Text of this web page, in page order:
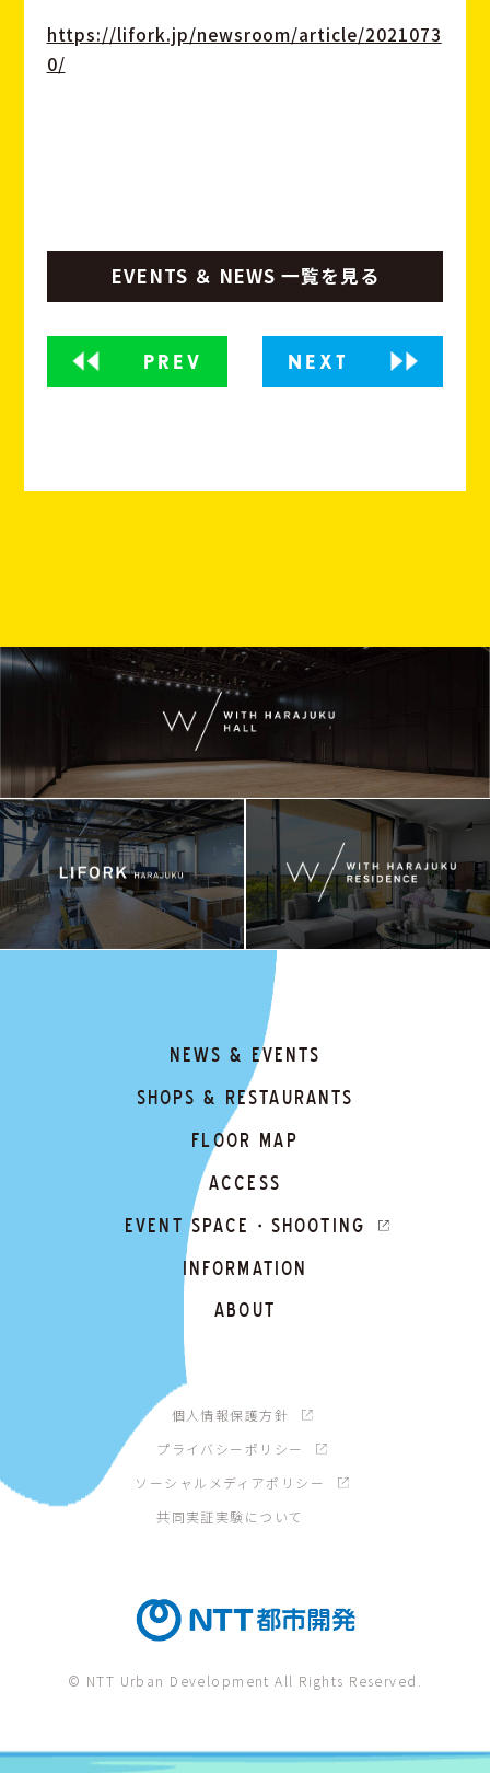
https://lifork.jp/newsroom/article/2021073
0/
PREV
EVENTS ＆ NEWS 一覧を見る
NEXT
NEWS & EVENTS
SHOPS & RESTAURANTS
FLOOR MAP
ACCESS
EVENT SPACE・SHOOTING
INFORMATION
ABOUT
個人情報保護方針
プライバシーポリシー
ソーシャルメディアポリシー
共同実証実験について
© NTT Urban Development All Rights Reserved.